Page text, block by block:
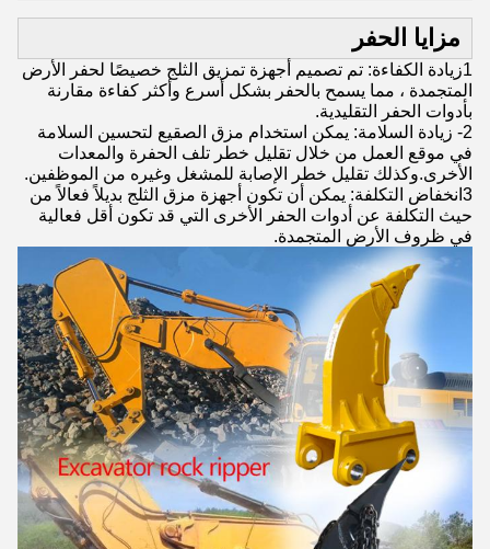
مزايا الحفر
1زيادة الكفاءة: تم تصميم أجهزة تمزيق الثلج خصيصًا لحفر الأرض
المتجمدة ، مما يسمح بالحفر بشكل أسرع وأكثر كفاءة مقارنة
بأدوات الحفر التقليدية.
2- زيادة السلامة: يمكن استخدام مزق الصقيع لتحسين السلامة
في موقع العمل من خلال تقليل خطر تلف الحفرة والمعدات
الأخرى.وكذلك تقليل خطر الإصابة للمشغل وغيره من الموظفين.
3انخفاض التكلفة: يمكن أن تكون أجهزة مزق الثلج بديلاً فعالاً من
حيث التكلفة عن أدوات الحفر الأخرى التي قد تكون أقل فعالية
في ظروف الأرض المتجمدة.